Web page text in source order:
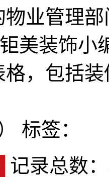
物业管理
美装饰小
格，包括
标签：
记录总数